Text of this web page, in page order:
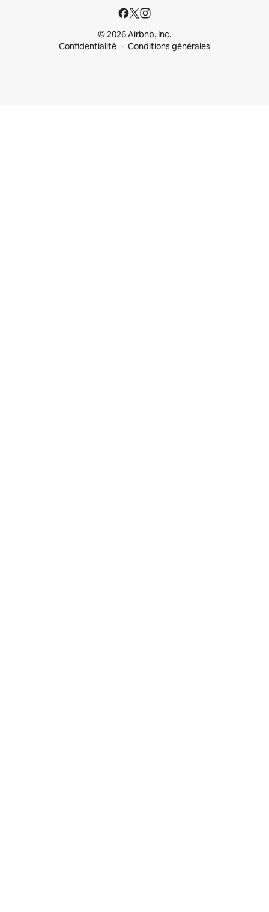
© 2026 Airbnb, Inc.
Confidentialité
Conditions générales